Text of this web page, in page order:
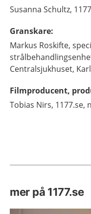
Susanna Schultz,
Granskare:
Markus Roskifte,
Centralsjukhuset,
Filmproducent,
Tobias Nirs, 1177.se,
mer på 1177.se